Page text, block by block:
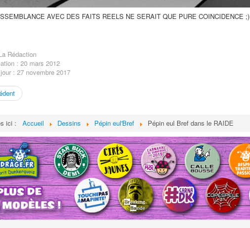
AVEC DES FAITS REELS NE SERAIT QUE PURE COINCIDENCE ;)
Rédaction
: 20 mars 2012
: 27 novembre 2017
ici : Accueil Dessins Pépin eul'Bref Pépin eul Bref dans le RAIDE